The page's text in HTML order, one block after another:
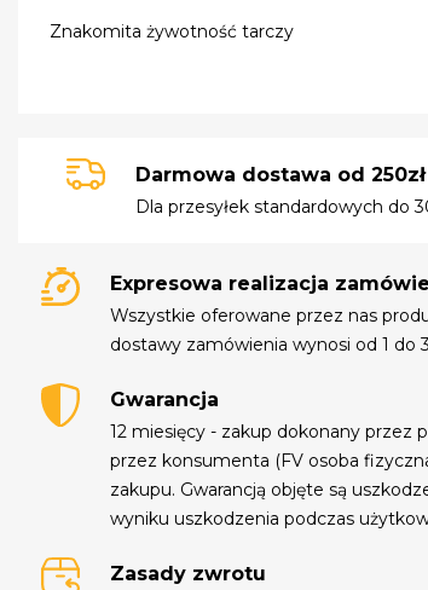
Znakomita żywotność tarczy
Darmowa dostawa od 250zł
Dla przesyłek standardowych do
Expresowa realizacja
Wszystkie oferowane przez nas
dostawy zamówienia wynosi od 1 do
Gwarancja
12 miesięcy - zakup dokonany przez
przez konsumenta (FV osoba
zakupu. Gwarancją objęte są
wyniku uszkodzenia podczas
Zasady zwrotu